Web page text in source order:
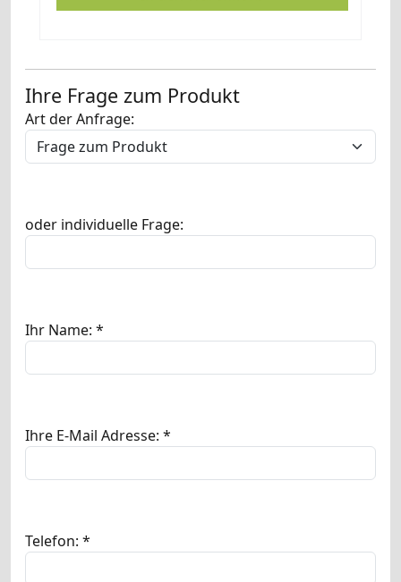
Ihre Frage zum Produkt
Art der Anfrage:
oder individuelle Frage:
Ihr Name: *
Ihre E-Mail Adresse: *
Telefon: *